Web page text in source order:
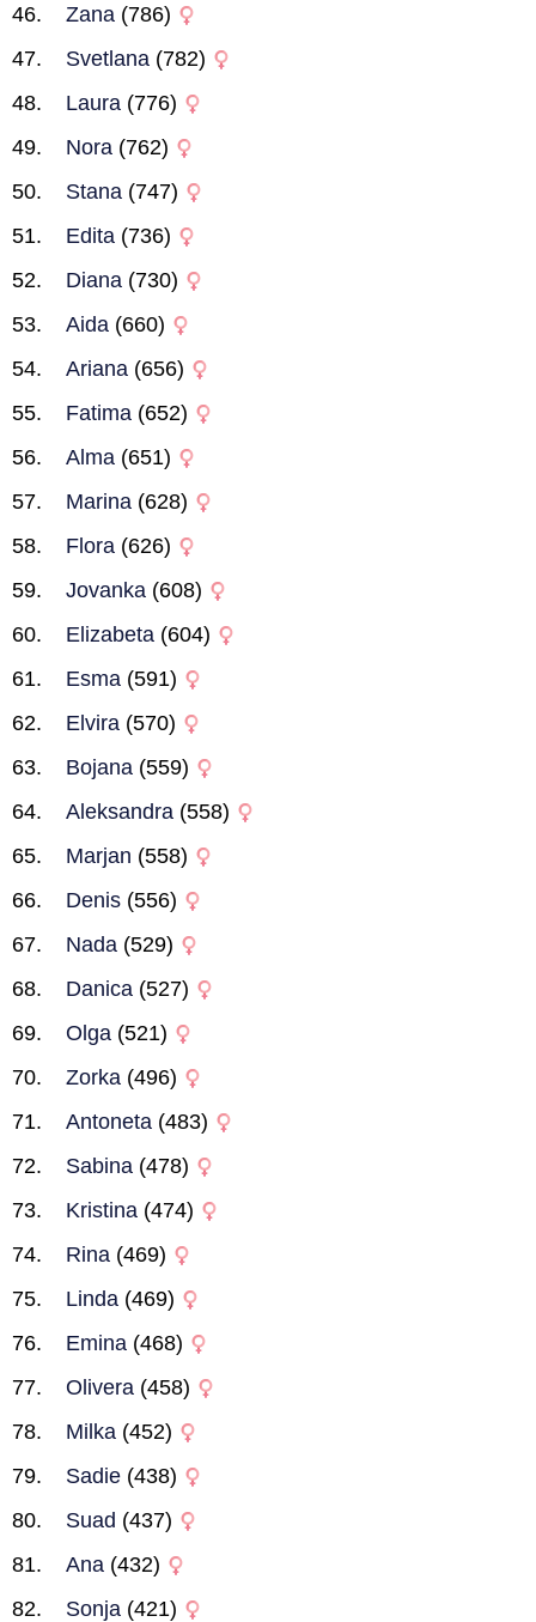
Zana (786)
Svetlana (782)
Laura (776)
Nora (762)
Stana (747)
Edita (736)
Diana (730)
Aida (660)
Ariana (656)
Fatima (652)
Alma (651)
Marina (628)
Flora (626)
Jovanka (608)
Elizabeta (604)
Esma (591)
Elvira (570)
Bojana (559)
Aleksandra (558)
Marjan (558)
Denis (556)
Nada (529)
Danica (527)
Olga (521)
Zorka (496)
Antoneta (483)
Sabina (478)
Kristina (474)
Rina (469)
Linda (469)
Emina (468)
Olivera (458)
Milka (452)
Sadie (438)
Suad (437)
Ana (432)
Sonja (421)